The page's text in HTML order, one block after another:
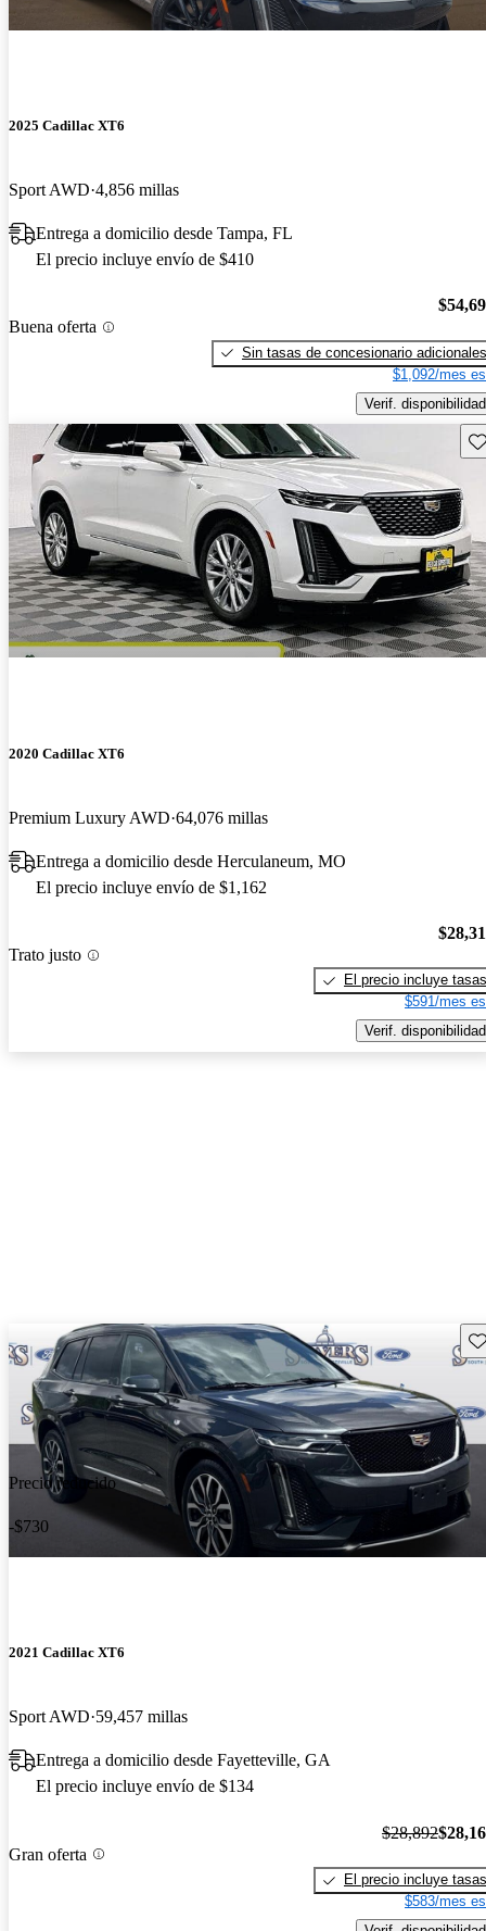
2025 Cadillac XT6
Sport AWD 4,856 millas
Entrega a domicilio desde Tampa, FL
El precio incluye envío de $410
Buena oferta
Sin tasas de concesionario adicionales
$1,092/mes
Verif. disponibilidad
2020 Cadillac XT6
Premium Luxury AWD 64,076 millas
Entrega a domicilio desde Herculaneum, MO
El precio incluye envío de $1,162
Trato justo
El precio incluye tasas
$591/mes
Verif. disponibilidad
Precio reducido
-$730
2021 Cadillac XT6
Sport AWD 59,457 millas
Entrega a domicilio desde Fayetteville, GA
El precio incluye envío de $134
Gran oferta
$28,892
El precio incluye tasas
$583/mes